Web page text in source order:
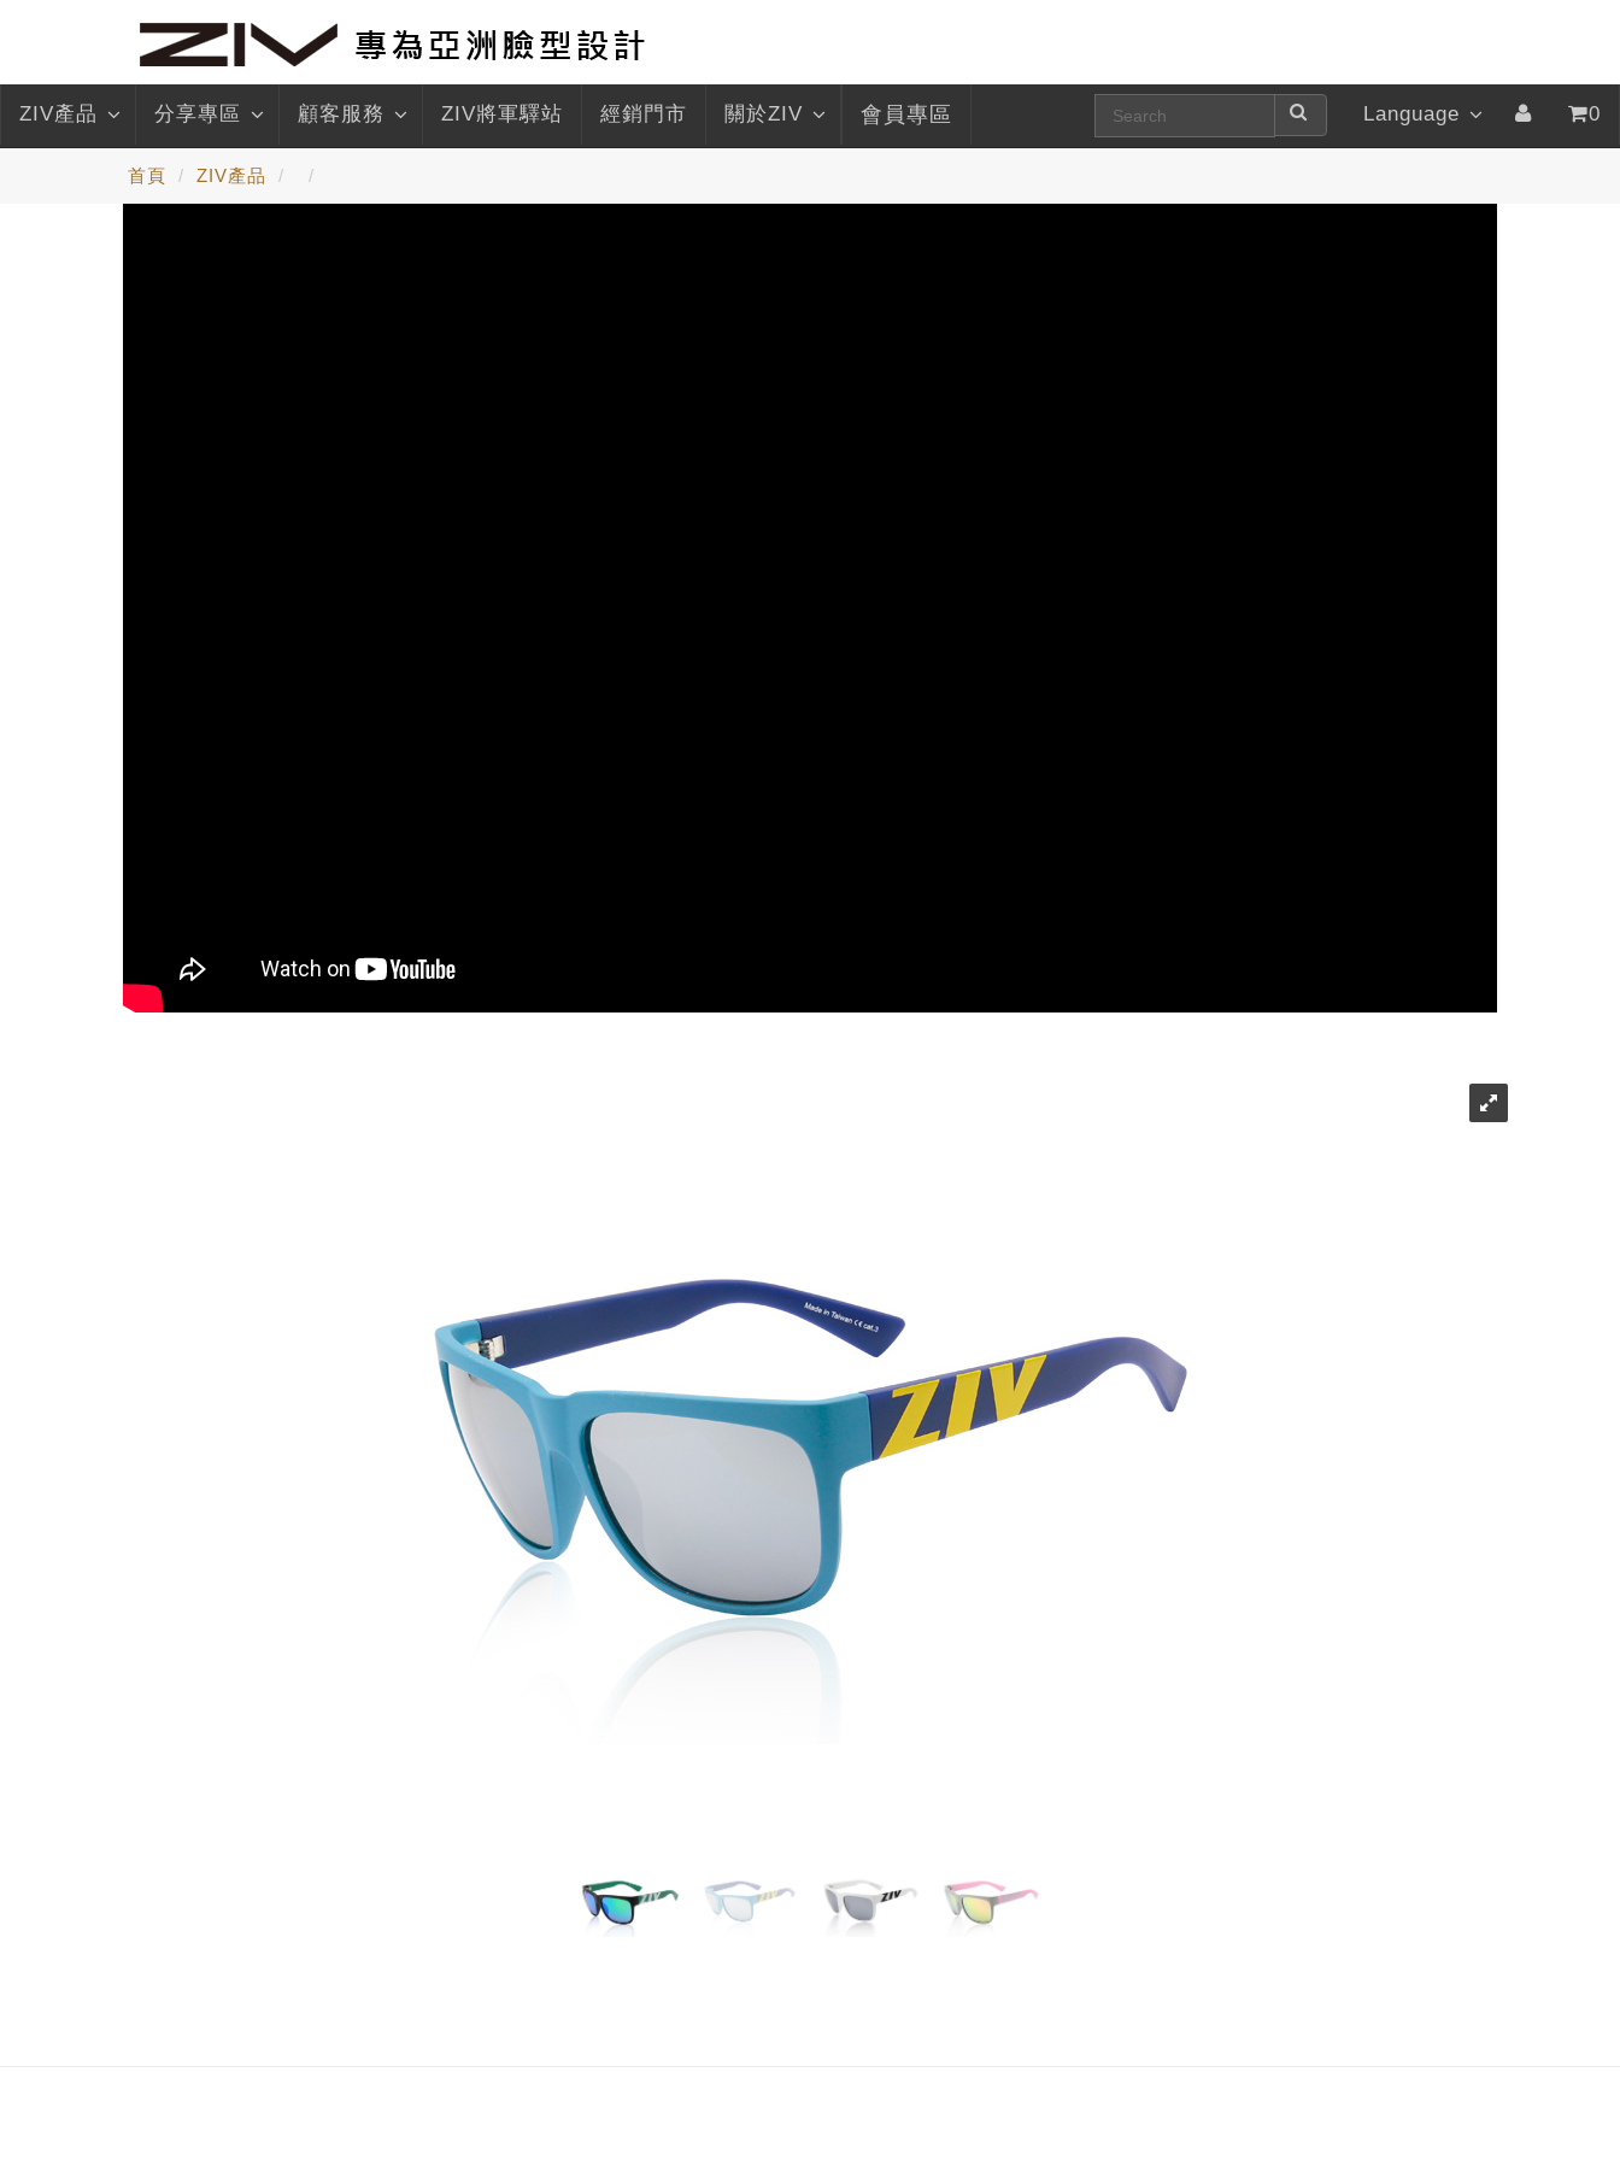
ZIV產品 分享專區 顧客服務 ZIV將軍驛站 經銷門市 關於ZIV 會員專區 Language 0
首頁 ZIV產品